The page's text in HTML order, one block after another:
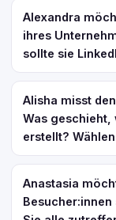
Alexandra
ihres
sollte sie
Alisha misst
Was geschieht,
erstellt?
Anastasia